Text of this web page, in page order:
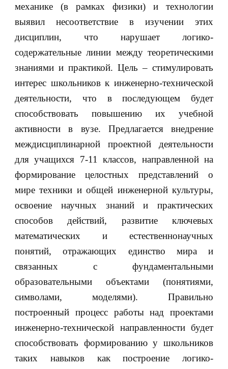
механике (в рамках физики) и технологии
выявил несоответствие в изучении этих
дисциплин, что нарушает логико-
содержательные линии между теоретическими
знаниями и практикой. Цель – стимулировать
интерес школьников к инженерно-технической
деятельности, что в последующем будет
способствовать повышению их учебной
активности в вузе. Предлагается внедрение
междисциплинарной проектной деятельности
для учащихся 7-11 классов, направленной на
формирование целостных представлений о
мире техники и общей инженерной культуры,
освоение научных знаний и практических
способов действий, развитие ключевых
математических и естественнонаучных
понятий, отражающих единство мира и
связанных с фундаментальными
образовательными объектами (понятиями,
символами, моделями). Правильно
построенный процесс работы над проектами
инженерно-технической направленности будет
способствовать формированию у школьников
таких навыков как построение логико-